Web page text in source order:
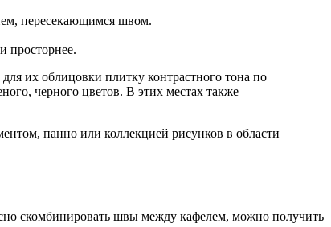
пересекающимся швом.
просторнее.
их облицовки плитку контрастного тона по
черного цветов. В этих местах также
панно или коллекцией рисунков в области
скомбинировать швы между кафелем, можно получить